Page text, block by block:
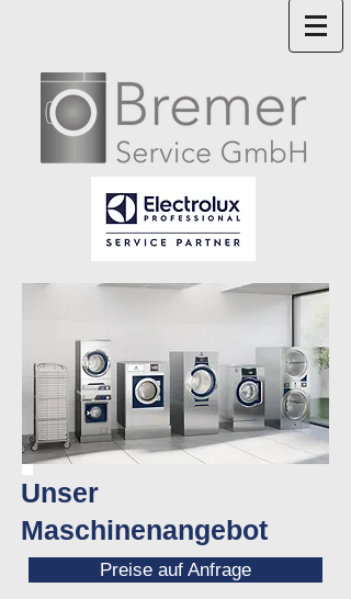
Unser
Maschinenangebot
Preise auf Anfrage